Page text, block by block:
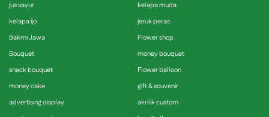
jus sayur
kelapa muda
kelapa ijo
jeruk peras
Bakmi Jawa
Flower shop
Bouquet
money bouquet
snack bouquet
Flower balloon
money cake
gift & souvenir
advertising display
akrilik custom